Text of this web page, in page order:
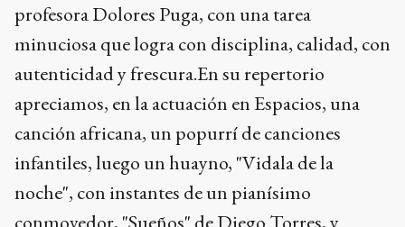
profesora Dolores Puga, con una tarea
minuciosa que logra con disciplina, calidad, con
autenticidad y frescura.En su repertorio
apreciamos, en la actuación en Espacios, una
canción africana, un popurrí de canciones
infantiles, luego un huayno, "Vidala de la
noche", con instantes de un pianísimo